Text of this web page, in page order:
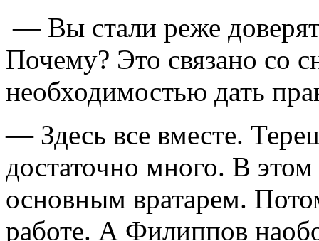
— Вы стали реже
Почему? Это связано со
необходимостью дать
— Здесь все вместе.
достаточно много. В
основным вратарем.
работе. А Филиппов